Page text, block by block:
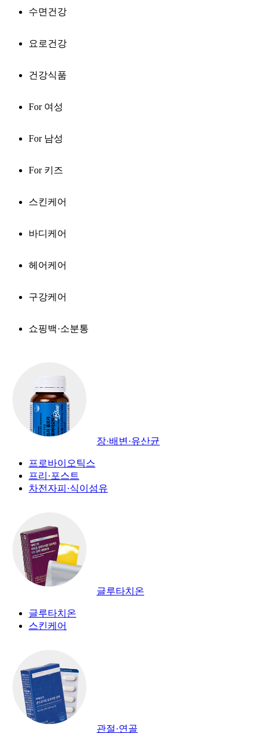
수면건강
요로건강
건강식품
For 여성
For 남성
For 키즈
스킨케어
바디케어
헤어케어
구강케어
쇼핑백·소분통
장·배변·유산균
프로바이오틱스
프리·포스트
차전자피·식이섬유
글루타치온
글루타치온
스킨케어
관절·연골